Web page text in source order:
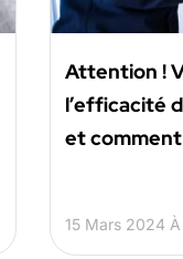
Attention !
l’efficacité
et
15 Mars 2024